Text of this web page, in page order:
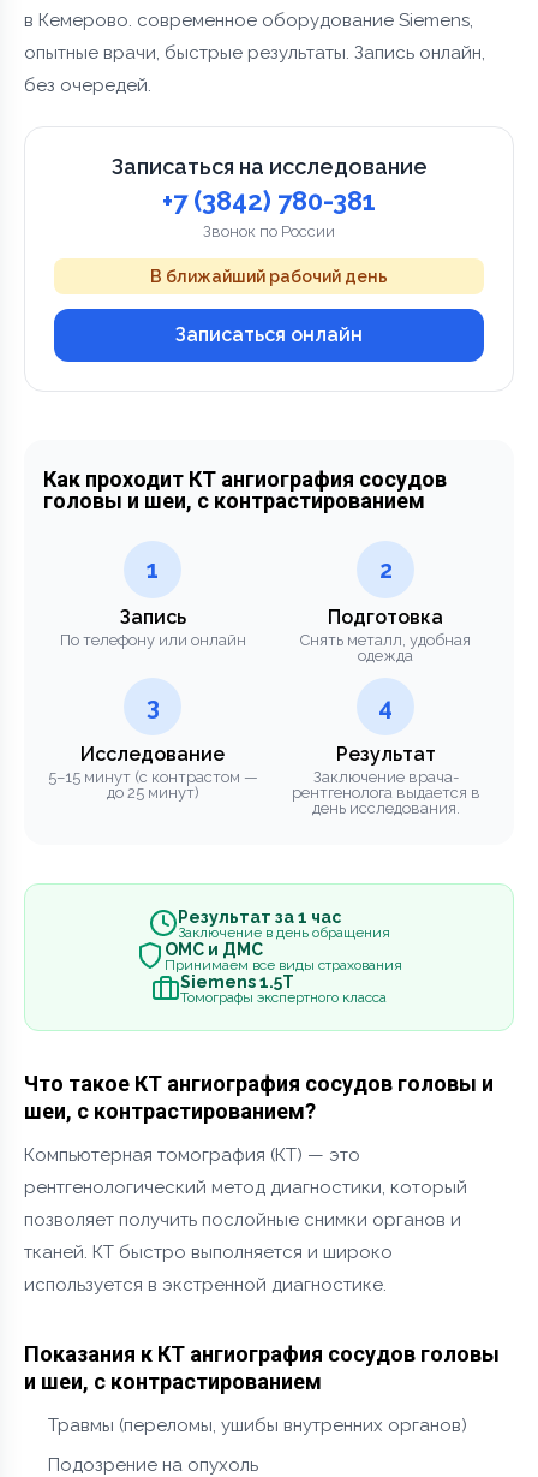
в Кемерово. современное оборудование Siemens,
опытные врачи, быстрые результаты. Запись онлайн,
без очередей.
Записаться на исследование
+7 (3842) 780-381
Звонок по России
В ближайший рабочий день
Записаться онлайн
Как проходит КТ ангиография сосудов
головы и шеи, с контрастированием
1
Запись
По телефону или онлайн
2
Подготовка
Снять металл, удобная
одежда
3
Исследование
5–15 минут (с контрастом —
до 25 минут)
4
Результат
Заключение врача-
рентгенолога выдается в
день исследования.
Результат за 1 час
Заключение в день обращения
ОМС и ДМС
Принимаем все виды страхования
Siemens 1.5Т
Томографы экспертного класса
Что такое КТ ангиография сосудов головы и
шеи, с контрастированием?
Компьютерная томография (КТ) — это
рентгенологический метод диагностики, который
позволяет получить послойные снимки органов и
тканей. КТ быстро выполняется и широко
используется в экстренной диагностике.
Показания к КТ ангиография сосудов головы
и шеи, с контрастированием
Травмы (переломы, ушибы внутренних органов)
Подозрение на опухоль